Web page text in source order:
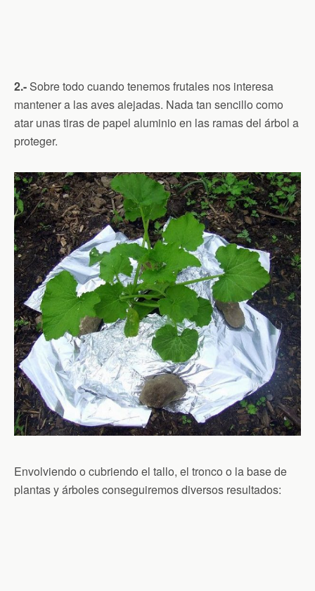
2.- Sobre todo cuando tenemos frutales nos interesa
mantener a las aves alejadas. Nada tan sencillo como
atar unas tiras de papel aluminio en las ramas del árbol a
proteger.
Envolviendo o cubriendo el tallo, el tronco o la base de
plantas y árboles conseguiremos diversos resultados: